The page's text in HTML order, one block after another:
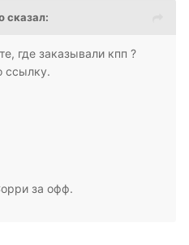
сказал:
где заказывали кпп ?
ссылку.
за офф.